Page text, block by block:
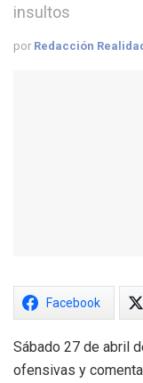
insultos
por Redacción
Facebook
Sábado 27 de abril
ofensivas y